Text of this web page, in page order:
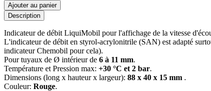
Ajouter au panier
Description
Indicateur de débit LiquiMobil pour l'affichage de la vitesse
L'indicateur de débit en styrol-acrylonitrile (SAN) est adapté
indicateur Chemobil pour cela).
Pour tuyaux de Ø intérieur de 6 à 11 mm.
Température et Pression max: +30 °C et 2 bar.
Dimensions (long x hauteur x largeur): 88 x 40 x 15 mm .
Couleur: Rouge.